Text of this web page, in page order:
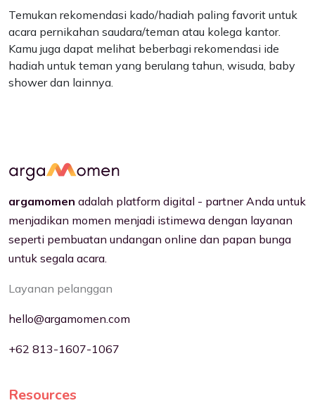
Temukan rekomendasi kado/hadiah paling favorit untuk
acara pernikahan saudara/teman atau kolega kantor.
Kamu juga dapat melihat beberbagi rekomendasi ide
hadiah untuk teman yang berulang tahun, wisuda, baby
shower dan lainnya.
argamomen adalah platform digital - partner Anda untuk
menjadikan momen menjadi istimewa dengan layanan
seperti pembuatan undangan online dan papan bunga
untuk segala acara.
Layanan pelanggan
hello@argamomen.com
+62 813-1607-1067
Resources